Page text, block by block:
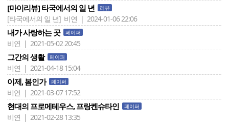
[마이리뷰] 타국에서의 일 년 리뷰
[타국에서의 일 년] 비연 | 2024-01-06 22:06
내가 사랑하는 곳 페이퍼
비연 | 2021-05-02 20:45
그간의 생활 페이퍼
비연 | 2021-04-18 15:04
이제, 봄인가 페이퍼
비연 | 2021-03-07 17:52
현대의 프로메테우스, 프랑켄슈타인 페이퍼
비연 | 2021-02-28 13:35